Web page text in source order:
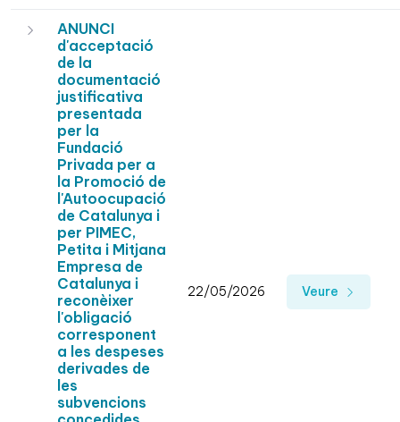
ANUNCI
d'acceptació
de la
documentació
justificativa
presentada
per la
Fundació
Privada per a
la Promoció de
l'Autoocupació
de Catalunya i
per PIMEC,
Petita i Mitjana
Empresa de
Catalunya i
reconèixer
l'obligació
corresponent
a les despeses
derivades de
les
subvencions
22/05/2026 Veure